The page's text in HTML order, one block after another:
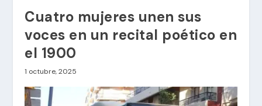
Cuatro mujeres unen sus
voces en un recital poético en
el 1900
1 octubre, 2025